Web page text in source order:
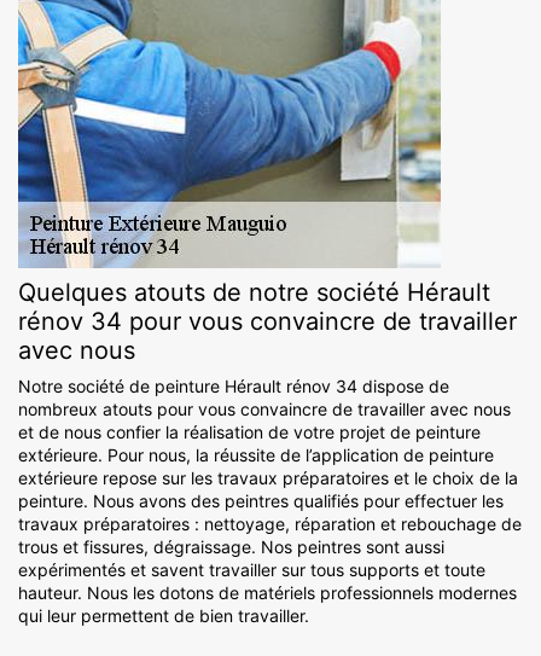
Quelques atouts de notre société Hérault
rénov 34 pour vous convaincre de travailler
avec nous
Notre société de peinture Hérault rénov 34 dispose de
nombreux atouts pour vous convaincre de travailler avec nous
et de nous confier la réalisation de votre projet de peinture
extérieure. Pour nous, la réussite de l’application de peinture
extérieure repose sur les travaux préparatoires et le choix de la
peinture. Nous avons des peintres qualifiés pour effectuer les
travaux préparatoires : nettoyage, réparation et rebouchage de
trous et fissures, dégraissage. Nos peintres sont aussi
expérimentés et savent travailler sur tous supports et toute
hauteur. Nous les dotons de matériels professionnels modernes
qui leur permettent de bien travailler.